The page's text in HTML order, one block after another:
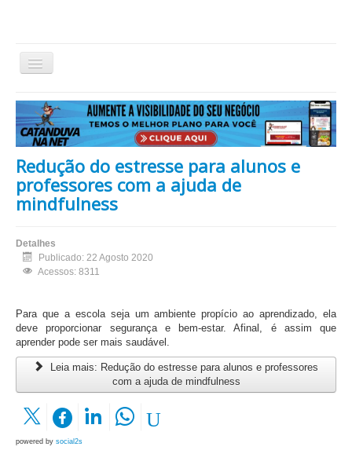
Alternar
Home Cidade Cultura Economia Educação
Esportes Eventos Filmes em Cartaz Região
Política Saúde Tecnologia Cinema / Série / TV
Nacional / Mundo Vida / Estilo Artigo / Coluna
Redução do estresse para alunos e
professores com a ajuda de
mindfulness
Detalhes
Publicado: 22 Agosto 2020
Acessos: 8311
Para que a escola seja um ambiente propício ao aprendizado, ela
deve proporcionar segurança e bem-estar. Afinal, é assim que
aprender pode ser mais saudável.
Leia mais: Redução do estresse para alunos e professores
com a ajuda de mindfulness
powered by social2s